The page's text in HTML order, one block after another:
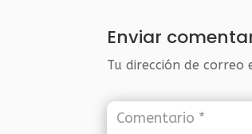
Enviar
Tu dirección de